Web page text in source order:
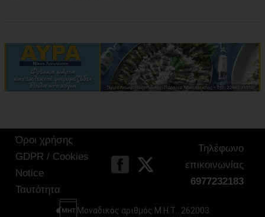
Όροι χρήσης
GDPR / Cookies
Notice
Ταυτότητα
Τηλέφωνο
επικοινωνίας
6977232183
Μοναδικός αριθμός Μ.Η.Τ.: 262003